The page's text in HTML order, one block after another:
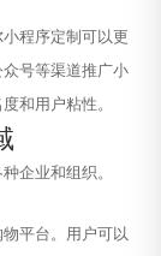
程序定制可以更
号等渠道推广小
和用户粘性。
企业和组织。
平台。用户可以